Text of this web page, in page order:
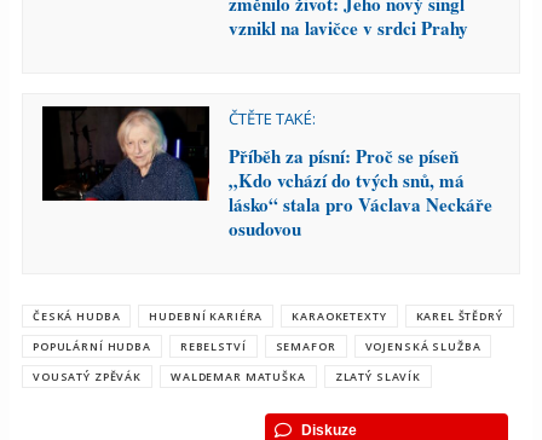
vznikl na lavičce v srdci Prahy
ČTĚTE TAKÉ:
Příběh za písní: Proč se píseň
„Kdo vchází do tvých snů, má
lásko“ stala pro Václava Neckáře
osudovou
ČESKÁ HUDBA HUDEBNÍ KARIÉRA KARAOKETEXTY
KAREL ŠTĚDRÝ
POPULÁRNÍ HUDBA
REBELSTVÍ SEMAFOR
VOJENSKÁ SLUŽBA
VOUSATÝ ZPĚVÁK
WALDEMAR MATUŠKA ZLATÝ SLAVÍK
Diskuze